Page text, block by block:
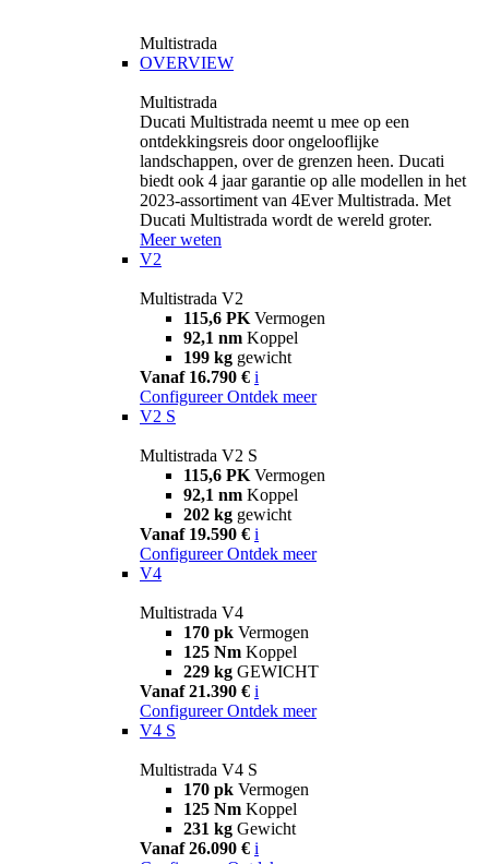
Multistrada
OVERVIEW
Multistrada
Ducati Multistrada neemt u mee op een
ontdekkingsreis door ongelooflijke
landschappen, over de grenzen heen. Ducati
biedt ook 4 jaar garantie op alle modellen in het
2023-assortiment van 4Ever Multistrada. Met
Ducati Multistrada wordt de wereld groter.
Meer weten
V2
Multistrada V2
115,6 PK Vermogen
92,1 nm Koppel
199 kg gewicht
Vanaf 16.790 € i
Configureer Ontdek meer
V2 S
Multistrada V2 S
115,6 PK Vermogen
92,1 nm Koppel
202 kg gewicht
Vanaf 19.590 € i
Configureer Ontdek meer
V4
Multistrada V4
170 pk Vermogen
125 Nm Koppel
229 kg GEWICHT
Vanaf 21.390 € i
Configureer Ontdek meer
V4 S
Multistrada V4 S
170 pk Vermogen
125 Nm Koppel
231 kg Gewicht
Vanaf 26.090 € i